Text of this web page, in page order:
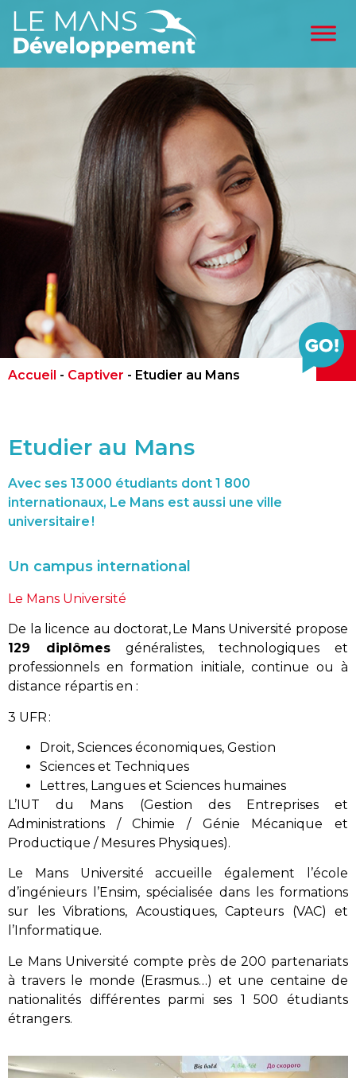
Accueil - Captiver - Etudier au Mans
Etudier au Mans
Avec ses 13 000 étudiants dont 1 800
internationaux, Le Mans est aussi une ville
universitaire !
Un campus international
Le Mans Université
De la licence au doctorat, Le Mans Université propose
129 diplômesgénéralistes, technologiques et
professionnels en formation initiale, continue ou à
distance répartis en :
3 UFR :
Droit, Sciences économiques, Gestion
Sciences et Techniques
Lettres, Langues et Sciences humaines
L’IUT du Mans (Gestion des Entreprises et
Administrations / Chimie / Génie Mécanique et
Productique / Mesures Physiques).
Le Mans Université accueille également l’école
d’ingénieurs l’Ensim, spécialisée dans les formations
sur les Vibrations, Acoustiques, Capteurs (VAC) et
l’Informatique.
Le Mans Université compte près de 200 partenariats
à travers le monde (Erasmus…) et une centaine de
nationalités différentes parmi ses 1 500 étudiants
étrangers.